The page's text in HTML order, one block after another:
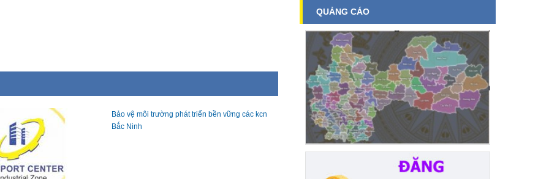
Bảo vệ môi trường phát triển bền vững các kcn
Bắc Ninh
QUẢNG CÁO